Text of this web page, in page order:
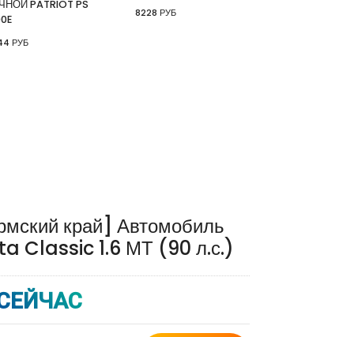
PATRIOT PS
РУБ
8228 РУБ
край] Автомобиль
Classic 1.6 МТ (90 л.с.)